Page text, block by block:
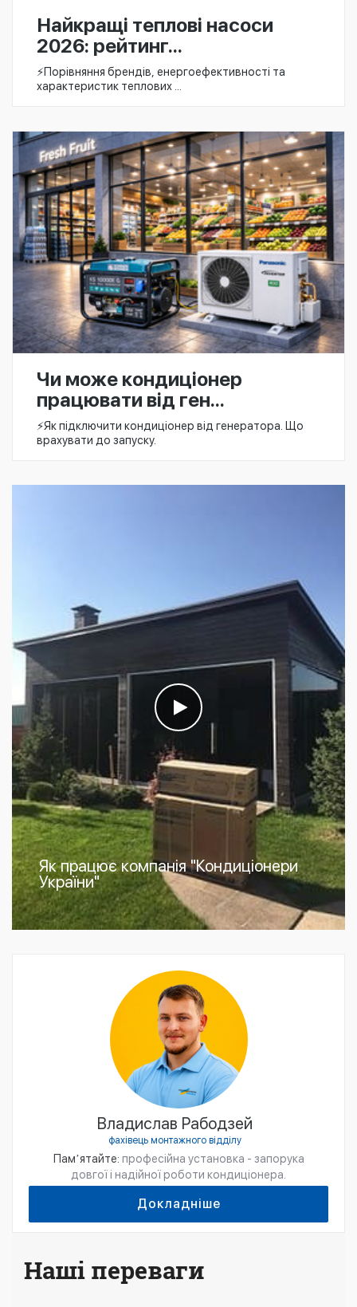
Найкращі теплові насоси
2026: рейтинг...
⚡️Порівняння брендів, енергоефективності та
характеристик теплових ...
Чи може кондиціонер
працювати від ген...
⚡️Як підключити кондиціонер від генератора. Що
врахувати до запуску.
Як працює компанія "Кондиціонери
України"
Владислав Рабодзей
фахівець монтажного відділу
Памʼятайте: професійна установка - запорука
довгої і надійної роботи кондиціонера.
Докладніше
Наші переваги